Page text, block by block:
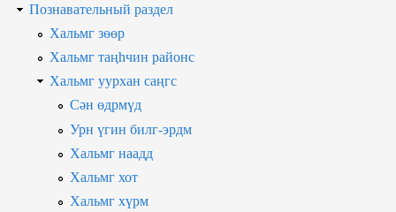
Познавательный раздел
Хальмг зөөр
Хальмг таңһчин районс
Хальмг уурхан саңгс
Сән өдрмүд
Урн үгин билг-эрдм
Хальмг наадд
Хальмг хот
Хальмг хүрм